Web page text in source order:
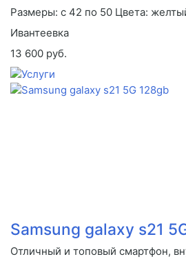
Размеры: с 42 по 50 Цвета:
Ивантеевка
13 600 руб.
Samsung galaxy s21
Отличный и топовый смартфон,